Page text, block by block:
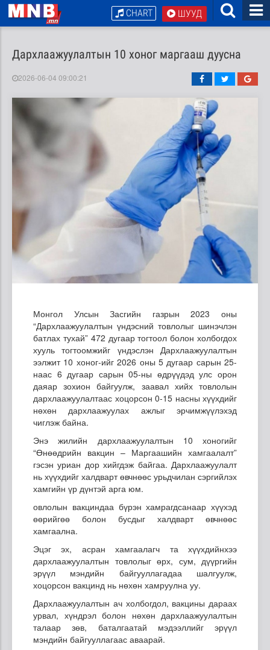
ШУУД
CHART
Дархлаажуулалтын 10 хоног маргааш дуусна
2026-06-04 09:00:21
Монгол Улсын Засгийн газрын 2023 оны
“Дархлаажуулалтын үндэсний товлолыг шинэчлэн
батлах тухай” 472 дугаар тогтоол болон холбогдох
хууль тогтоомжийг үндэслэн Дархлаажуулалтын
ээлжит 10 хоног-ийг 2026 оны 5 дугаар сарын 25-
наас 6 дугаар сарын 05-ны өдрүүдэд улс орон
даяар зохион байгуулж, заавал хийх товлолын
дархлаажуулалтаас хоцорсон 0-15 насны хүүхдийг
нөхөн дархлаажуулах ажлыг эрчимжүүлэхэд
чиглэж байна.
Энэ жилийн дархлаажуулалтын 10 хоногийг
“Өнөөдрийн вакцин – Маргаашийн хамгаалалт”
гэсэн уриан дор хийгдэж байгаа. Дархлаажуулалт
нь хүүхдийг халдварт өвчнөөс урьдчилан сэргийлэх
хамгийн үр дүнтэй арга юм.
овлолын вакциндаа бүрэн хамрагдсанаар хүүхэд
өөрийгөө болон бусдыг халдварт өвчнөөс
хамгаална.
Эцэг эх, асран хамгаалагч та хүүхдийнхээ
дархлаажуулалтын товлолыг өрх, сум, дүүргийн
эрүүл мэндийн байгууллагадаа шалгуулж,
хоцорсон вакцинд нь нөхөн хамруулна уу.
Дархлаажуулалтын ач холбогдол, вакцины дараах
урвал, хүндрэл болон нөхөн дархлаажуулалтын
талаар зөв, баталгаатай мэдээллийг эрүүл
мэндийн байгууллагаас аваарай.